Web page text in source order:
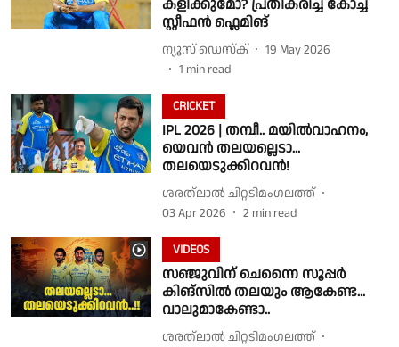
കളിക്കുമോ? പ്രതികരിച്ച് കോച്ച്
സ്റ്റീഫൻ ഫ്ലെമിങ്
ന്യൂസ് ഡെസ്ക്
19 May 2026
1 min read
CRICKET
IPL 2026 | തമ്പീ.. മയിൽവാഹനം,
യെവൻ തലയല്ലെടാ...
തലയെടുക്കിറവൻ!
ശരത്‌ലാൽ ചിറ്റടിമംഗലത്ത്
03 Apr 2026
2 min read
VIDEOS
സഞ്ജുവിന് ചെന്നൈ സൂപ്പർ
കിങ്സിൽ തലയും ആകേണ്ട...
വാലുമാകേണ്ടാ..
ശരത്‌ലാൽ ചിറ്റടിമംഗലത്ത്